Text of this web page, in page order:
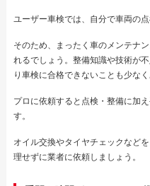
ユーザー車検では、自分で車両の
そのため、まったく車のメンテナ
れるでしょう。整備知識や技術が
り車検に合格できないことも少なく
プロに依頼すると点検・整備に加
す。
オイル交換やタイヤチェックなど
理せずに業者に依頼しましょう。